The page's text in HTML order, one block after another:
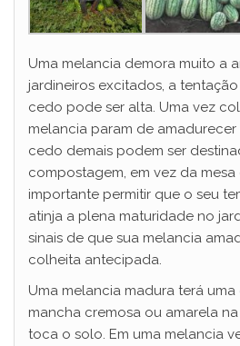
Uma melancia demora muito a
jardineiros excitados, a
cedo pode ser alta. Uma vez
melancia param de
cedo demais podem ser
compostagem, em vez da mesa
importante permitir que o seu
atinja a plena maturidade no
sinais de que sua melancia
colheita antecipada.
Uma melancia madura terá
mancha cremosa ou amarela
toca o solo. Em uma melancia